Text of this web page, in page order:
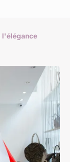
l'élégance